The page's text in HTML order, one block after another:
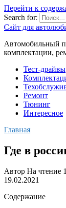
Перейти к
Search for:
Сайт для
Автомобильный
комплектации,
Тест-драйвы
Ремонт
Тюнинг
Интересное
Главная
Где в
Автор На чтение
19.02.2021
Содержание